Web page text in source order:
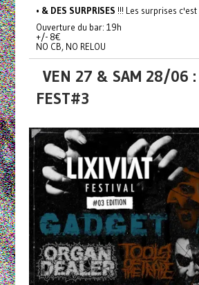
• & DES SURPRISES !!! Les surprises c'est
Ouverture du bar: 19h
+/- 8€
NO CB, NO RELOU
VEN 27 & SAM 28/06 :
FEST#3